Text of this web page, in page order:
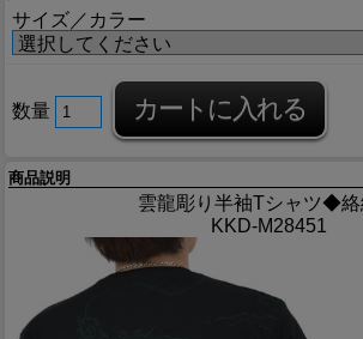
サイズ／カラー
数量
商品説明
雲龍彫り半袖Tシャツ◆
KKD-M28451